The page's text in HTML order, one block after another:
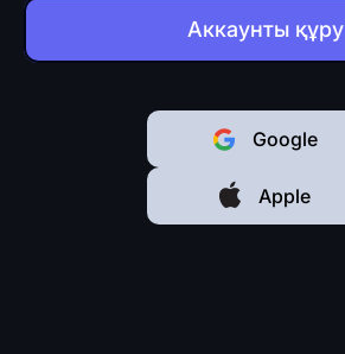
Аккаунты құру
Google
Apple